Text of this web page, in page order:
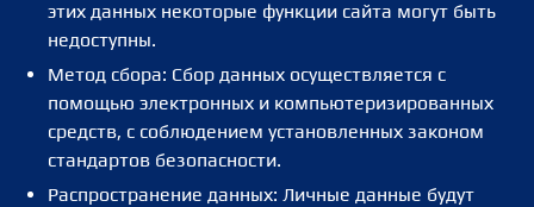
этих данных некоторые функции сайта могут быть
недоступны.
Метод сбора: Сбор данных осуществляется с
помощью электронных и компьютеризированных
средств, с соблюдением установленных законом
стандартов безопасности.
Распространение данных: Личные данные будут